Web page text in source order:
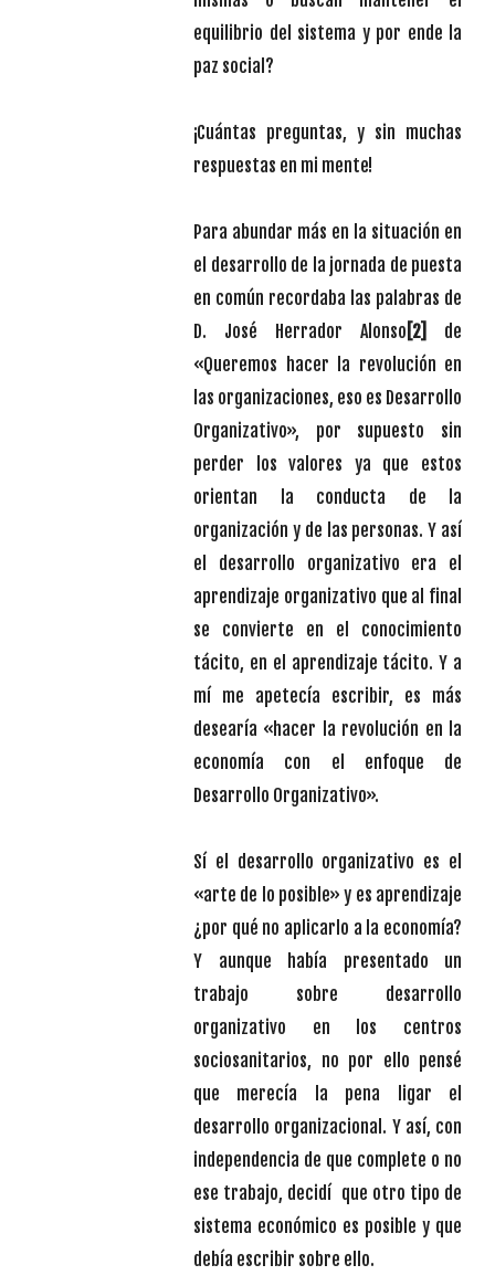
equilibrio del sistema y por ende la
paz social?
¡Cuántas preguntas, y sin muchas
respuestas en mi mente!
Para abundar más en la situación en
el desarrollo de la jornada de puesta
en común recordaba las palabras de
D. José Herrador Alonso [2]
de
«Queremos hacer la revolución en
las organizaciones, eso es Desarrollo
Organizativo», por supuesto sin
perder los valores ya que estos
orientan la conducta de la
organización y de las personas. Y así
el desarrollo organizativo era el
aprendizaje organizativo que al final
se convierte en el conocimiento
tácito, en el aprendizaje tácito. Y a
mí me apetecía escribir, es más
desearía «hacer la revolución en la
economía con el enfoque de
Desarrollo Organizativo».
Sí el desarrollo organizativo es el
«arte de lo posible» y es aprendizaje
¿por qué no aplicarlo a la economía?
Y aunque había presentado un
trabajo sobre desarrollo
organizativo en los centros
sociosanitarios, no por ello pensé
que merecía la pena ligar el
desarrollo organizacional. Y así, con
independencia de que complete o no
ese trabajo, decidí que otro tipo de
sistema económico es posible y que
debía escribir sobre ello.